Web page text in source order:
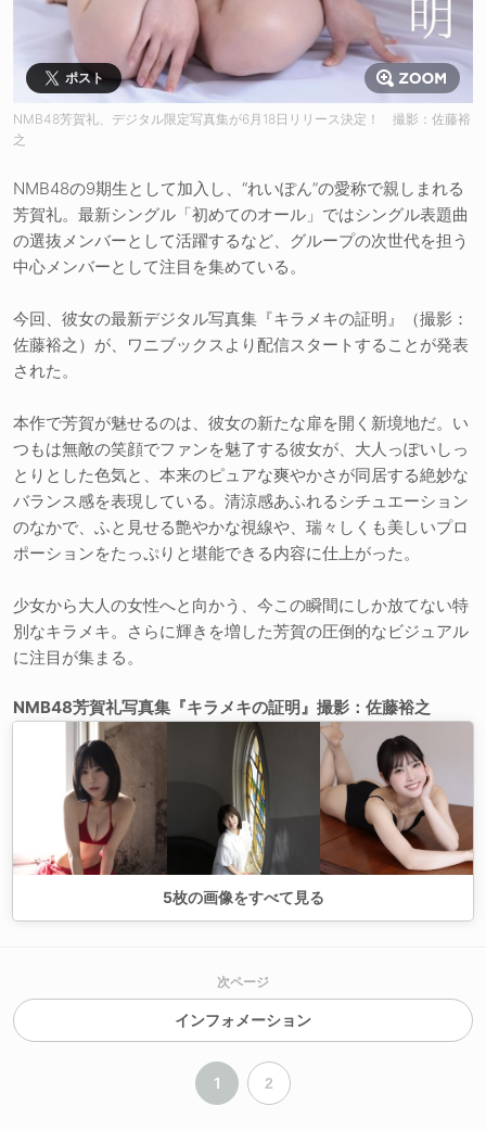
ポスト
NMB48芳賀礼、デジタル限定写真集が6月18日リリース決定！ 撮影：佐藤裕
之
NMB48の9期生として加入し、“れいぽん”の愛称で親しまれる
芳賀礼。最新シングル「初めてのオール」ではシングル表題曲
の選抜メンバーとして活躍するなど、グループの次世代を担う
中心メンバーとして注目を集めている。
今回、彼女の最新デジタル写真集『キラメキの証明』（撮影：
佐藤裕之）が、ワニブックスより配信スタートすることが発表
された。
本作で芳賀が魅せるのは、彼女の新たな扉を開く新境地だ。い
つもは無敵の笑顔でファンを魅了する彼女が、大人っぽいしっ
とりとした色気と、本来のピュアな爽やかさが同居する絶妙な
バランス感を表現している。清涼感あふれるシチュエーション
のなかで、ふと見せる艶やかな視線や、瑞々しくも美しいプロ
ポーションをたっぷりと堪能できる内容に仕上がった。
少女から大人の女性へと向かう、今この瞬間にしか放てない特
別なキラメキ。さらに輝きを増した芳賀の圧倒的なビジュアル
に注目が集まる。
NMB48芳賀礼写真集『キラメキの証明』撮影：佐藤裕之
5枚の画像をすべて見る
次ページ
インフォメーション
1 2